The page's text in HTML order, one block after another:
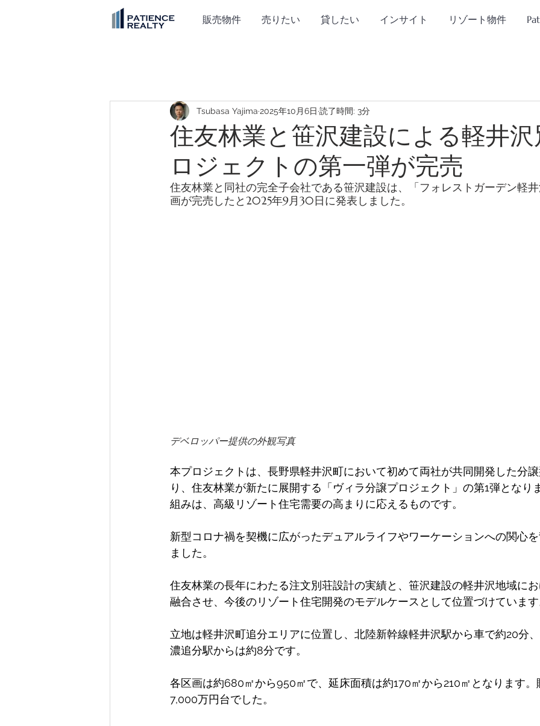
販売物件 売りたい 貸したい インサイト リゾート物件
住友林業と笹沢建設による軽井
ロジェクトの第一弾が完売
Tsubasa Yajima 2025年10月6日 読了時間: 3分
住友林業と同社の完全子会社である笹沢建設は、「フォレストガーデン軽井
画が完売したと2025年9月30日に発表しました。
デベロッパー提供の外観写真
本プロジェクトは、長野県軽井沢町において初めて両社が共同開発した分
り、住友林業が新たに展開する「ヴィラ分譲プロジェクト」の第1弾となり
組みは、高級リゾート住宅需要の高まりに応えるものです。
新型コロナ禍を契機に広がったデュアルライフやワーケーションへの関心
ました。
住友林業の長年にわたる注文別荘設計の実績と、笹沢建設の軽井沢地域に
融合させ、今後のリゾート住宅開発のモデルケースとして位置づけています
立地は軽井沢町追分エリアに位置し、北陸新幹線軽井沢駅から車で約20分
濃追分駅からは約8分です。
各区画は約680㎡から950㎡で、延床面積は約170㎡から210㎡となります。
7,000万円台でした。